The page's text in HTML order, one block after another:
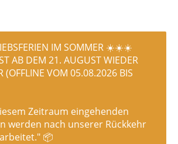
IM SOMMER ☀️☀️☀️
AB DEM 21. AUGUST WIEDER
(OFFLINE VOM 05.08.2026 BIS
Zeitraum eingehenden
werden nach unserer Rückkehr
📦